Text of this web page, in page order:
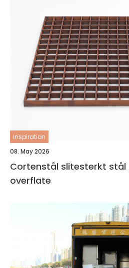
inspiration
08. May 2026
Cortenstål slitesterkt stål med levende
overflate